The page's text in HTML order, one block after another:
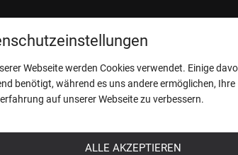
Webseite werden Cookies verwendet. Einige
benötigt, während es uns andere ermöglichen, Ihre
auf unserer Webseite zu verbessern.
ALLE AKZEPTIEREN
EN ANFRAGEN